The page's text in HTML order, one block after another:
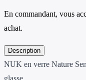
En commandant, vous
achat.
Description
NUK en verre Nature
glasse